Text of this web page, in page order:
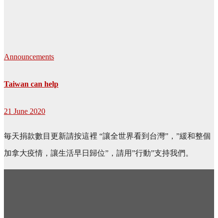
Announcements
Taiwan can help
21 June 2020
毎天捐款數目更新請按這裡 “讓全世界看到台灣”，”緩和整個
加拿大疫情，讓生活早日歸位”，請用”行動”支持我們。